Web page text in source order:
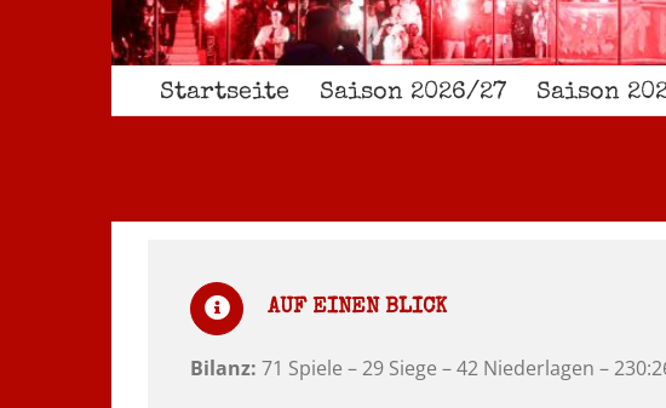
Startseite Saison 2026/27 Saison
AUF EINEN BLICK
Bilanz: 71 Spiele – 29 Siege – 42 Niederlagen –